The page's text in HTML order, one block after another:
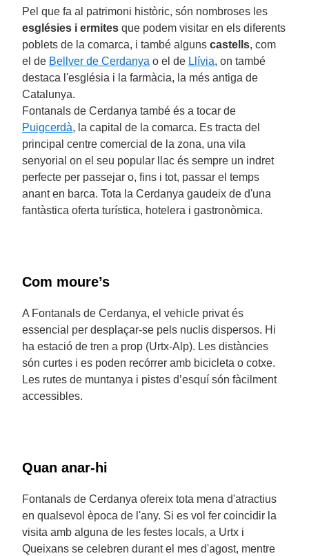
Pel que fa al patrimoni històric, són nombroses les
esglésies i ermites que podem visitar en els diferents
poblets de la comarca, i també alguns castells, com
el de Bellver de Cerdanya o el de Llívia, on també
destaca l'església i la farmàcia, la més antiga de
Catalunya.
Fontanals de Cerdanya també és a tocar de
Puigcerdà, la capital de la comarca. Es tracta del
principal centre comercial de la zona, una vila
senyorial on el seu popular llac és sempre un indret
perfecte per passejar o, fins i tot, passar el temps
anant en barca. Tota la Cerdanya gaudeix de d'una
fantàstica oferta turística, hotelera i gastronòmica.
Com moure’s
A Fontanals de Cerdanya, el vehicle privat és
essencial per desplaçar-se pels nuclis dispersos. Hi
ha estació de tren a prop (Urtx-Alp). Les distàncies
són curtes i es poden recórrer amb bicicleta o cotxe.
Les rutes de muntanya i pistes d’esquí són fàcilment
accessibles.
Quan anar-hi
Fontanals de Cerdanya ofereix tota mena d'atractius
en qualsevol època de l'any. Si es vol fer coincidir la
visita amb alguna de les festes locals, a Urtx i
Queixans se celebren durant el mes d'agost, mentre